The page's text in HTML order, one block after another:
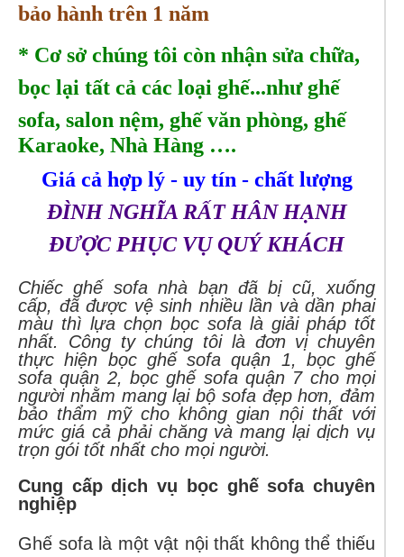
bảo hành trên 1 năm
* Cơ sở chúng tôi còn nhận sửa chữa,
bọc lại tất cả các loại ghế...như ghế
sofa, salon nệm, ghế văn phòng, ghế
Karaoke, Nhà Hàng ….
Giá cả hợp lý - uy tín - chất lượng
ĐÌNH NGHĨA RẤT HÂN HẠNH
ĐƯỢC PHỤC VỤ QUÝ KHÁCH
Chiếc ghế sofa nhà bạn đã bị cũ, xuống
cấp, đã được vệ sinh nhiều lần và dần phai
màu thì lựa chọn bọc sofa là giải pháp tốt
nhất. Công ty chúng tôi là đơn vị chuyên
thực hiện bọc ghế sofa quận 1, bọc ghế
sofa quận 2, bọc ghế sofa quận 7 cho mọi
người nhằm mang lại bộ sofa đẹp hơn, đảm
bảo thẩm mỹ cho không gian nội thất với
mức giá cả phải chăng và mang lại dịch vụ
trọn gói tốt nhất cho mọi người.
Cung cấp dịch vụ bọc ghế sofa chuyên
nghiệp
Ghế sofa là một vật nội thất không thể thiếu